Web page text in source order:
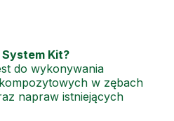
Kit?
do wykonywania
w zębach
napraw istniejących